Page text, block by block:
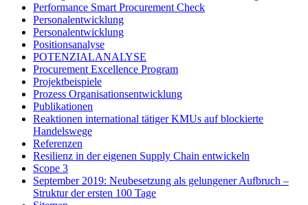
Performance Smart Procurement Check
Personalentwicklung
Personalentwicklung
Positionsanalyse
POTENZIALANALYSE
Procurement Excellence Program
Projektbeispiele
Prozess Organisationsentwicklung
Publikationen
Reaktionen international tätiger KMUs auf blockierte
Handelswege
Referenzen
Resilienz in der eigenen Supply Chain entwickeln
Scope 3
September 2019: Neubesetzung als gelungener Aufbruch –
Struktur der ersten 100 Tage